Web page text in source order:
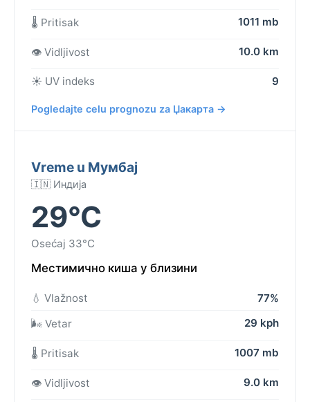
🌡️ Pritisak 1011 mb
👁️ Vidljivost 10.0 km
☀️ UV indeks 9
Pogledajte celu prognozu za Џакарта →
Vreme u Мумбај
🇮🇳 Индија
29°C
Osećaj 33°C
Местимично киша у близини
💧 Vlažnost
77%
🌬️ Vetar
29 kph
🌡️ Pritisak 1007 mb
👁️ Vidljivost 9.0 km